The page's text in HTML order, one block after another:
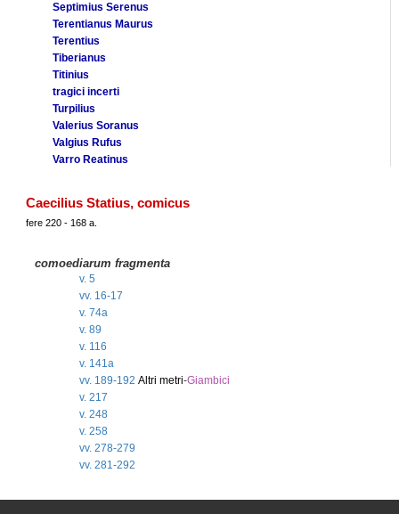
Septimius Serenus
Terentianus Maurus
Terentius
Tiberianus
Titinius
tragici incerti
Turpilius
Valerius Soranus
Valgius Rufus
Varro Reatinus
Caecilius Statius, comicus
fere 220 - 168 a.
comoediarum fragmenta
v. 5
vv. 16-17
v. 74a
v. 89
v. 116
v. 141a
vv. 189-192 Altri metri-Giambici
v. 217
v. 248
v. 258
vv. 278-279
vv. 281-292